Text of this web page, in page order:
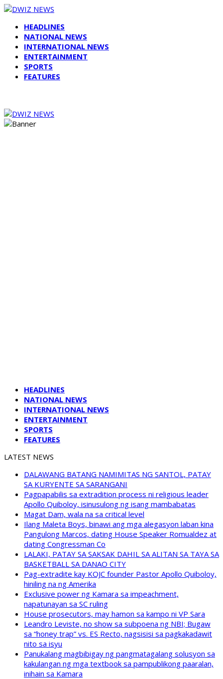
HEADLINES
NATIONAL NEWS
INTERNATIONAL NEWS
ENTERTAINMENT
SPORTS
FEATURES
HEADLINES
NATIONAL NEWS
INTERNATIONAL NEWS
ENTERTAINMENT
SPORTS
FEATURES
LATEST NEWS
DALAWANG BATANG NAMIMITAS NG SANTOL, PATAY
SA KURYENTE SA SARANGANI
Pagpapabilis sa extradition process ni religious leader
Apollo Quiboloy, isinusulong ng isang mambabatas
Magat Dam, wala na sa critical level
Ilang Maleta Boys, binawi ang mga alegasyon laban kina
Pangulong Marcos, dating House Speaker Romualdez at
dating Congressman Co
LALAKI, PATAY SA SAKSAK DAHIL SA ALITAN SA TAYA SA
BASKETBALL SA DANAO CITY
Pag-extradite kay KOJC founder Pastor Apollo Quiboloy,
hiniling na ng Amerika
Exclusive power ng Kamara sa impeachment,
napatunayan sa SC ruling
House prosecutors, may hamon sa kampo ni VP Sara
Leandro Leviste, no show sa subpoena ng NBI; Bugaw
sa “honey trap” vs. ES Recto, nagsisisi sa pagkakadawit
nito sa isyu
Panukalang magbibigay ng pangmatagalang solusyon sa
kakulangan ng mga textbook sa pampublikong paaralan,
inihain sa Kamara